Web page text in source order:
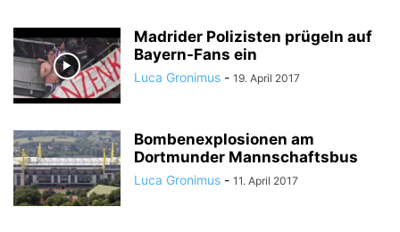
Madrider Polizisten prügeln auf
Bayern-Fans ein
Luca Gronimus - 19. April 2017
Bombenexplosionen am
Dortmunder Mannschaftsbus
Luca Gronimus - 11. April 2017